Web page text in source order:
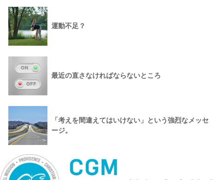
運動不足？
最近の直さなければならないところ
「考えを間違えてはいけない」という強烈なメッセ
ージ。